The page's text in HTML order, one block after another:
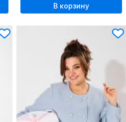
В корзину